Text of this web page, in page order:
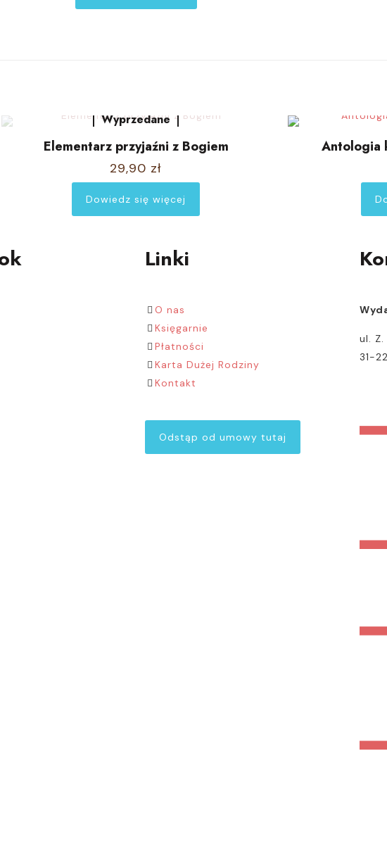
Wyprzedane
Elementarz przyjaźni z Bogiem
29,90 zł
Dowiedz się więcej
Antologia
Linki
O nas
Księgarnie
Płatności
Karta Dużej Rodziny
Kontakt
Odstąp od umowy tutaj
ul.
31-